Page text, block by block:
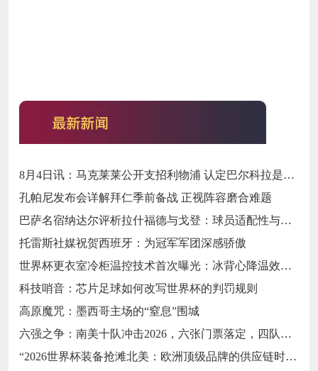
8月4日讯：马克莱莱公开支招利物浦 认定巴尔科拉是萨拉赫完美替代者
孔帕尼发布会详解拜仁季前备战 正视阵容磨合难题
巴萨名宿纳达尔评析拉什福德与戈登：球员适配性与战术融入前景探讨
托雷斯社媒祝贺西班牙：为冠军军团深感骄傲
世界杯更衣室冷柜温控技术首次曝光：冰背心降温效率关键数据深度拆解
科技哨音：芯片足球如何改写世界杯的判罚规则
高原魔咒：墨西哥主场的“窒息”围城
六强之争：南美十队冲击2026，六张门票落定，四队梦碎
“2026世界杯装备抢滩北美：欧洲顶级品牌的供应链时效突围战”